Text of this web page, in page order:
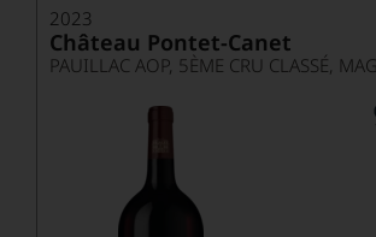
2023
Château Pontet-Canet
PAUILLAC AOP, 5ÈME CRU CLASSÉ,